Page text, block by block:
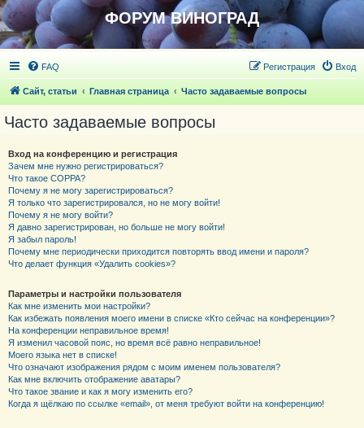
ФОРУМ ВИНОГРАД
FAQ Вход
Регистрация
Сайт, статьи Главная страница Часто задаваемые вопросы
Часто задаваемые вопросы
Вход на конференцию и регистрация
Зачем мне нужно регистрироваться?
Что такое COPPA?
Почему я не могу зарегистрироваться?
Я только что зарегистрировался, но не могу войти!
Почему я не могу войти?
Я давно зарегистрирован, но больше не могу войти!
Я забыл пароль!
Почему мне периодически приходится повторять ввод имени и пароля?
Что делает функция «Удалить cookies»?
Параметры и настройки пользователя
Как мне изменить мои настройки?
Как избежать появления моего имени в списке «Кто сейчас на конференции»?
На конференции неправильное время!
Я изменил часовой пояс, но время всё равно неправильное!
Моего языка нет в списке!
Что означают изображения рядом с моим именем пользователя?
Как мне включить отображение аватары?
Что такое звание и как я могу изменить его?
Когда я щёлкаю по ссылке «email», от меня требуют войти на конференцию!